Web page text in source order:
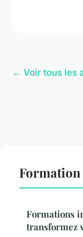
← Voir tous les
Formations
transformez